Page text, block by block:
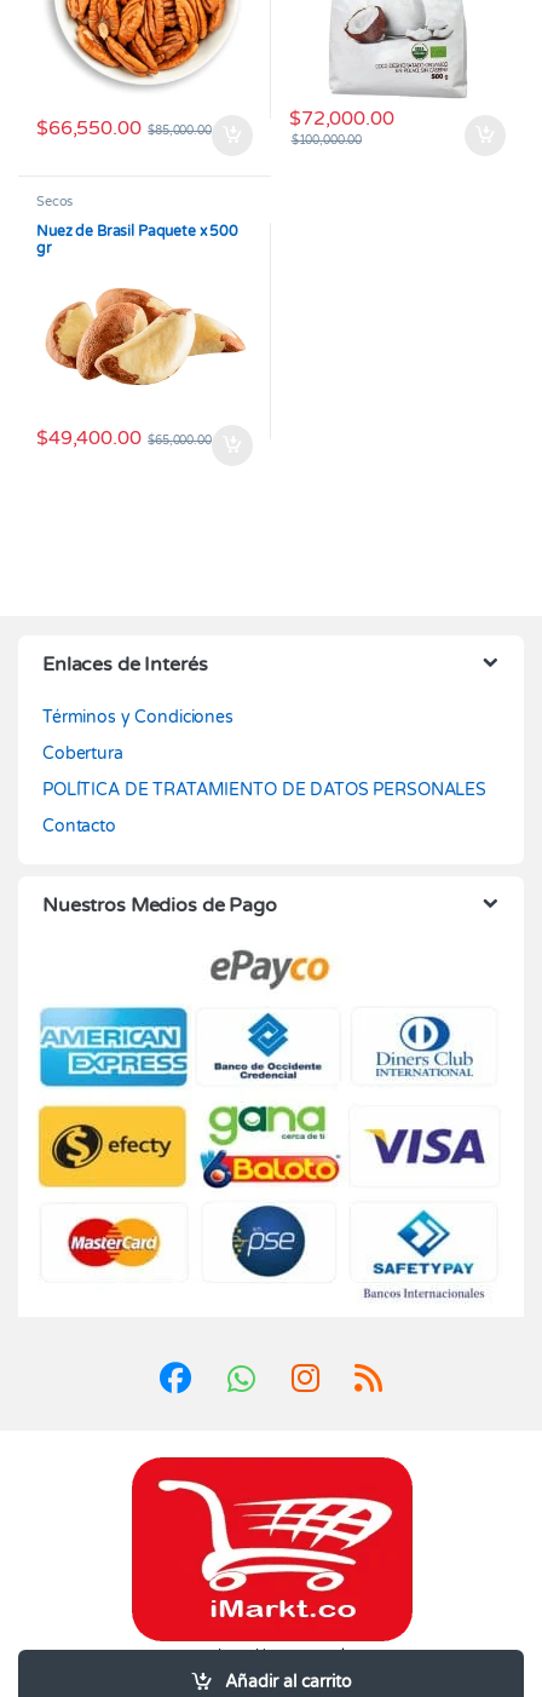
Añadir al carrito
$66,550.00 $85,000.00 $72,000.00
$100,000.00
Secos
Nuez de Brasil Paquete x 500
gr
$49,400.00 $65,000.00
Enlaces de Interés
Términos y Condiciones
Cobertura
POLÍTICA DE TRATAMIENTO DE DATOS PERSONALES
Contacto
Nuestros Medios de Pago
¿Dudas? Llámanos 24/7!
3202600995